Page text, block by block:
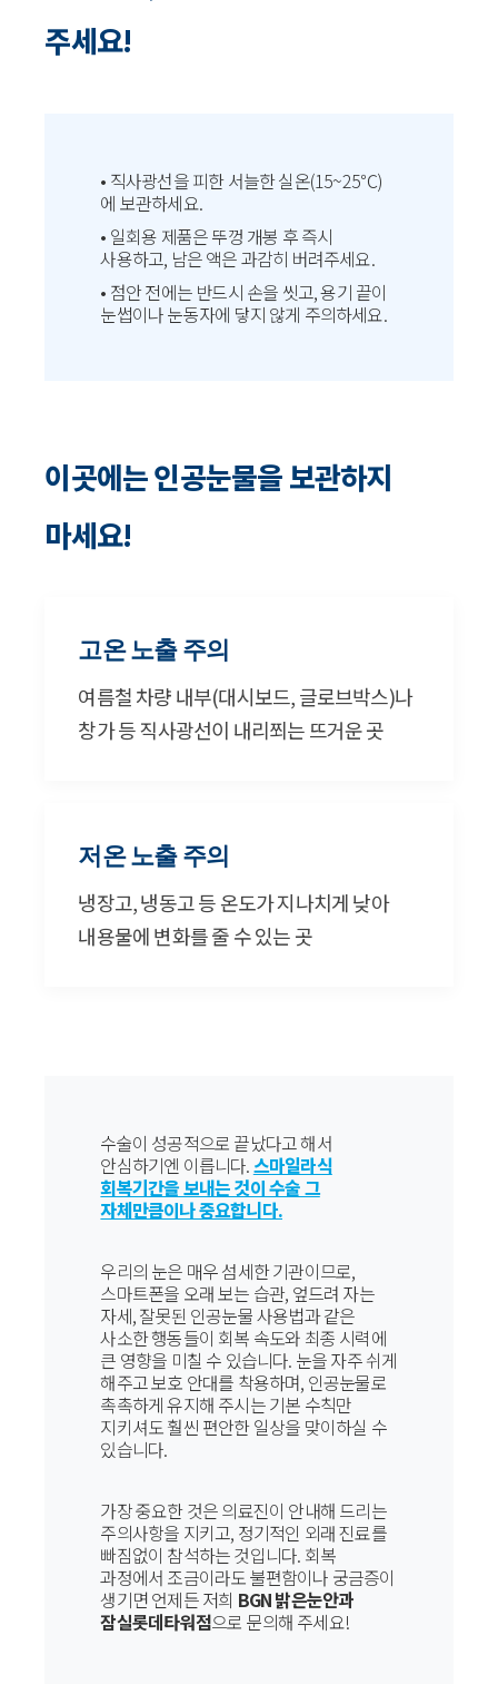
주세요!
• 직사광선을 피한 서늘한 실온(15~25℃)
에 보관하세요.
• 일회용 제품은 뚜껑 개봉 후 즉시
사용하고, 남은 액은 과감히 버려주세요.
• 점안 전에는 반드시 손을 씻고, 용기 끝이
눈썹이나 눈동자에 닿지 않게 주의하세요.
이곳에는 인공눈물을 보관하지
마세요!
고온 노출 주의
여름철 차량 내부(대시보드, 글로브박스)나
창가 등 직사광선이 내리쬐는 뜨거운 곳
저온 노출 주의
냉장고, 냉동고 등 온도가 지나치게 낮아
내용물에 변화를 줄 수 있는 곳
수술이 성공적으로 끝났다고 해서
안심하기엔 이릅니다.스마일라식
회복기간을 보내는 것이 수술 그
자체만큼이나 중요합니다.
우리의 눈은 매우 섬세한 기관이므로,
스마트폰을 오래 보는 습관, 엎드려 자는
자세, 잘못된 인공눈물 사용법과 같은
사소한 행동들이 회복 속도와 최종 시력에
큰 영향을 미칠 수 있습니다. 눈을 자주 쉬게
해주고 보호 안대를 착용하며, 인공눈물로
촉촉하게 유지해 주시는 기본 수칙만
지키셔도 훨씬 편안한 일상을 맞이하실 수
있습니다.
가장 중요한 것은 의료진이 안내해 드리는
주의사항을 지키고, 정기적인 외래 진료를
빠짐없이 참석하는 것입니다. 회복
과정에서 조금이라도 불편함이나 궁금증이
생기면 언제든 저희 BGN 밝은눈안과
잠실롯데타워점으로 문의해 주세요!